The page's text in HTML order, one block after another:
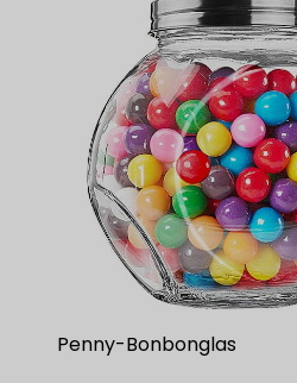
Penny-Bonbonglas